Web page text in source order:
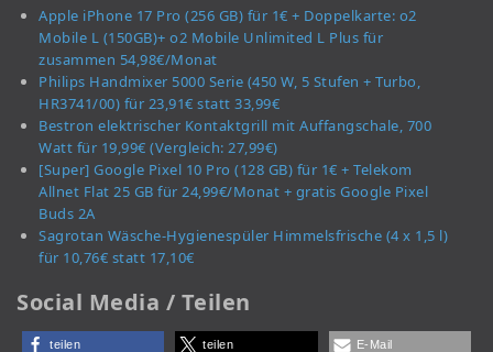
Apple iPhone 17 Pro (256 GB) für 1€ + Doppelkarte: o2
Mobile L (150GB)+ o2 Mobile Unlimited L Plus für
zusammen 54,98€/Monat
Philips Handmixer 5000 Serie (450 W, 5 Stufen + Turbo,
HR3741/00) für 23,91€ statt 33,99€
Bestron elektrischer Kontaktgrill mit Auffangschale, 700
Watt für 19,99€ (Vergleich: 27,99€)
[Super] Google Pixel 10 Pro (128 GB) für 1€ + Telekom
Allnet Flat 25 GB für 24,99€/Monat + gratis Google Pixel
Buds 2A
Sagrotan Wäsche-Hygienespüler Himmelsfrische (4 x 1,5 l)
für 10,76€ statt 17,10€
Social Media / Teilen
teilen teilen E-Mail